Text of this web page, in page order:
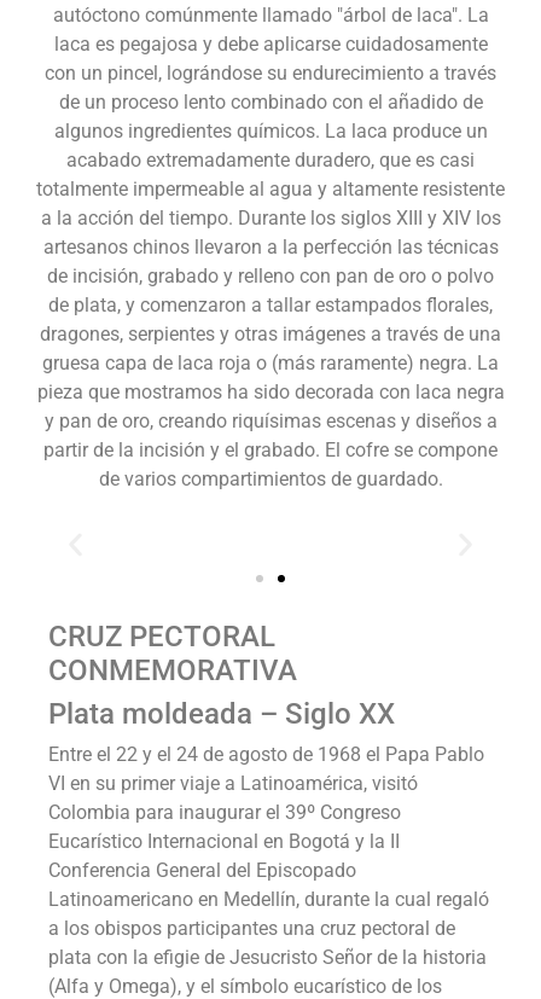
autóctono comúnmente llamado "árbol de laca". La
laca es pegajosa y debe aplicarse cuidadosamente
con un pincel, lográndose su endurecimiento a través
de un proceso lento combinado con el añadido de
algunos ingredientes químicos. La laca produce un
acabado extremadamente duradero, que es casi
totalmente impermeable al agua y altamente resistente
a la acción del tiempo. Durante los siglos XIII y XIV los
artesanos chinos llevaron a la perfección las técnicas
de incisión, grabado y relleno con pan de oro o polvo
de plata, y comenzaron a tallar estampados florales,
dragones, serpientes y otras imágenes a través de una
gruesa capa de laca roja o (más raramente) negra. La
pieza que mostramos ha sido decorada con laca negra
y pan de oro, creando riquísimas escenas y diseños a
partir de la incisión y el grabado. El cofre se compone
de varios compartimientos de guardado.
CRUZ PECTORAL
CONMEMORATIVA
Plata moldeada – Siglo XX
Entre el 22 y el 24 de agosto de 1968 el Papa Pablo
VI en su primer viaje a Latinoamérica, visitó
Colombia para inaugurar el 39º Congreso
Eucarístico Internacional en Bogotá y la II
Conferencia General del Episcopado
Latinoamericano en Medellín, durante la cual regaló
a los obispos participantes una cruz pectoral de
plata con la efigie de Jesucristo Señor de la historia
(Alfa y Omega), y el símbolo eucarístico de los